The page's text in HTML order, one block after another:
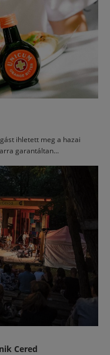
ihletett meg a hazai
garantáltan...
Cered